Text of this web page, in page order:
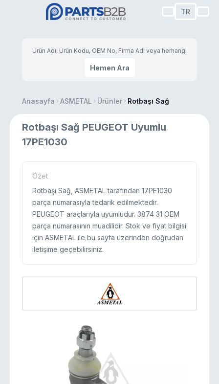
TR
Hemen Ara
Anasayfa ASMETAL Ürünler Rotbaşı Sağ
Rotbaşı Sağ PEUGEOT Uyumlu
17PE1030
Özet
Rotbaşı Sağ, ASMETAL tarafından 17PE1030
parça numarasıyla tedarik edilmektedir.
PEUGEOT araçlarıyla uyumludur. 3874 31 OEM
parça numarasının muadilidir. Stok ve fiyat bilgisi
için ASMETAL ile bu sayfa üzerinden doğrudan
iletişime geçebilirsiniz.